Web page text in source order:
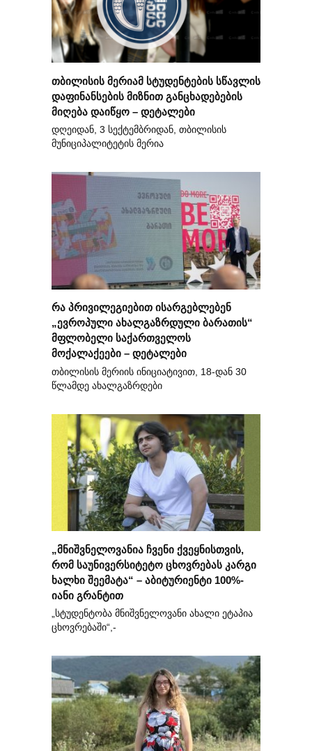
თბილისის მერიამ სტუდენტების სწავლის
დაფინანსების მიზნით განცხადებების
მიღება დაიწყო – დეტალები
დღეიდან, 3 სექტემბრიდან, თბილისის
მუნიციპალიტეტის მერია
რა პრივილეგიებით ისარგებლებენ
„ევროპული ახალგაზრდული ბარათის“
მფლობელი საქართველოს
მოქალაქეები – დეტალები
თბილისის მერიის ინიციატივით, 18-დან 30
წლამდე ახალგაზრდები
„მნიშვნელოვანია ჩვენი ქვეყნისთვის,
რომ საუნივერსიტეტო ცხოვრებას კარგი
ხალხი შეემატა“ – აბიტურიენტი 100%-
იანი გრანტით
„სტუდენტობა მნიშვნელოვანი ახალი ეტაპია
ცხოვრებაში“,-